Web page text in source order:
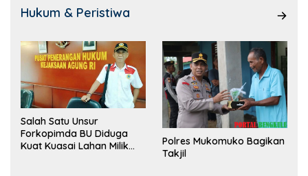
Hukum & Peristiwa
Salah Satu Unsur
Forkopimda BU Diduga
Kuat Kuasai Lahan Milik
Polres Mukomuko Bagikan
Takjil